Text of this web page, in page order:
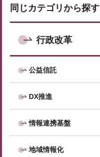
同じカテゴリから探す
行政改革
公益信託
DX推進
情報連携基盤
地域情報化